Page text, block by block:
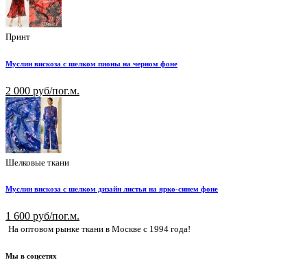
Принт
Муслин вискоза с шелком пионы на черном фоне
2 000 руб/пог.м.
Шелковые ткани
Муслин вискоза с шелком дизайн листья на ярко-синем фоне
1 600 руб/пог.м.
На оптовом рынке ткани в Москве с 1994 года!
Мы в соцсетях